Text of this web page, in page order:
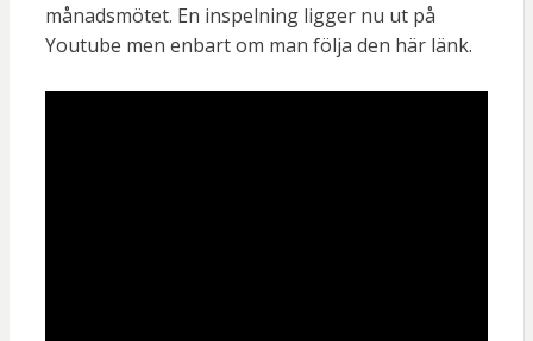
månadsmötet. En inspelning ligger nu ut på
Youtube men enbart om man följa den här länk.